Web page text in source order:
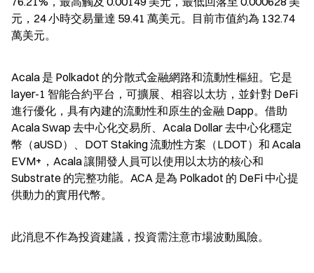
元，24 小時交易量達 59.41 萬美元。目前市值約為 132.74
萬美元。
Acala 是 Polkadot 的分散式金融網路和流動性樞紐。它是
layer-1 智能合約平台，可擴展、相容以太坊，並針對 DeFi
進行優化，具有內建的流動性和原生的金融 Dapp。借助
Acala Swap 去中心化交易所、Acala Dollar 去中心化穩定
幣（aUSD）、DOT Staking 流動性方案（LDOT）和 Acala
EVM+，Acala 讓開發人員可以使用以太坊的核心和
Substrate 的完整功能。ACA 是為 Polkadot 的 DeFi 中心提
供動力的實用代幣。
此消息不作為投資建議，投資需注意市場波動風險。